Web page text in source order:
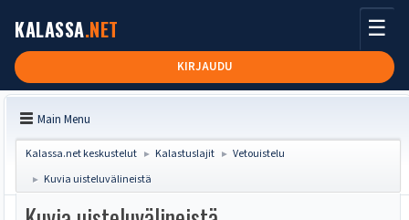
KALASSA.NET
KIRJAUDU
☰
Main Menu
Kalassa.net keskustelut ► Kalastuslajit ► Vetouistelu
► Kuvia uisteluvälineistä